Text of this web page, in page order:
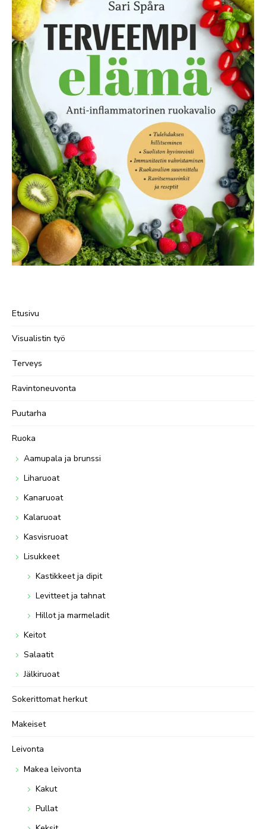
Etusivu
Visualistin työ
Terveys
Ravintoneuvonta
Puutarha
Ruoka
Aamupala ja brunssi
Liharuoat
Kanaruoat
Kalaruoat
Kasvisruoat
Lisukkeet
Kastikkeet ja dipit
Levitteet ja tahnat
Hillot ja marmeladit
Keitot
Salaatit
Jälkiruoat
Sokerittomat herkut
Makeiset
Leivonta
Makea leivonta
Kakut
Pullat